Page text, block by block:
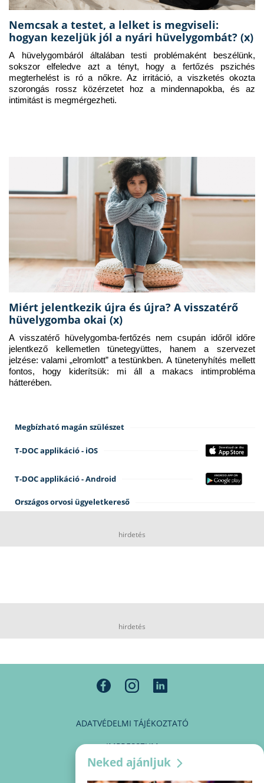
Nemcsak a testet, a lelket is megviseli:
hogyan kezeljük jól a nyári hüvelygombát? (x)
A hüvelygombáról általában testi problémaként beszélünk,
sokszor elfeledve azt a tényt, hogy a fertőzés pszichés
megterhelést is ró a nőkre. Az irritáció, a viszketés okozta
szorongás rossz közérzetet hoz a mindennapokba, és az
intimitást is megmérgezheti.
Miért jelentkezik újra és újra? A visszatérő
hüvelygomba okai (x)
A visszatérő hüvelygomba-fertőzés nem csupán időről időre
jelentkező kellemetlen tünetegyüttes, hanem a szervezet
jelzése: valami „elromlott” a testünkben. A tünetenyhítés mellett
fontos, hogy kiderítsük: mi áll a makacs intimprobléma
hátterében.
Megbízható magán szülészet
T-DOC applikáció - iOS
T-DOC applikáció - Android
Országos orvosi ügyeletkereső
hirdetés
hirdetés
ADATVÉDELMI TÁJÉKOZTATÓ
IMPRESSZUM
MÉDIAAJÁNLAT
Neked ajánljuk